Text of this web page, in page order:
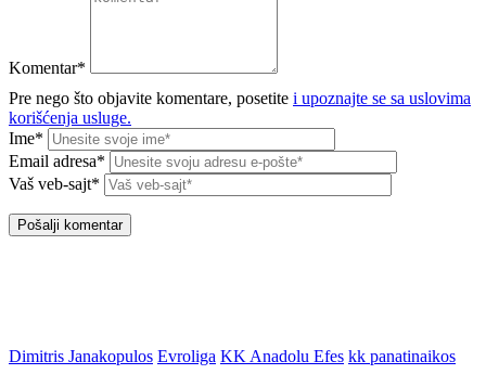
Komentar*
Pre nego što objavite komentare, posetite i upoznajte se sa uslovima
korišćenja usluge.
Ime*
Email adresa*
Vaš veb-sajt*
Dimitris Janakopulos Evroliga KK Anadolu Efes kk panatinaikos